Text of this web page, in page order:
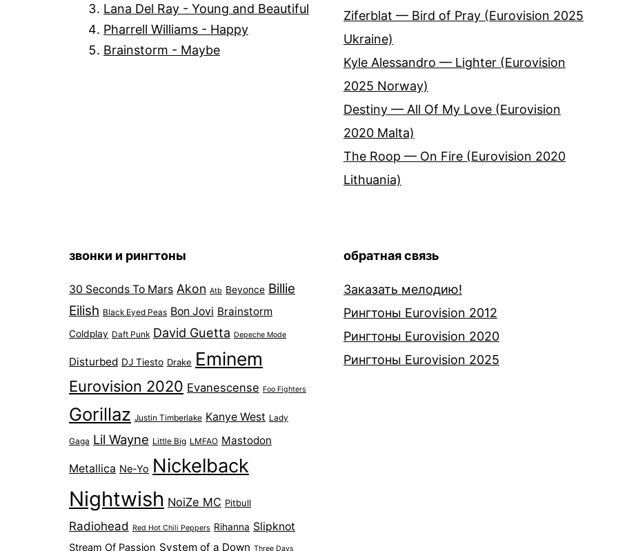
Lana Del Ray - Young and Beautiful
Pharrell Williams - Happy
Brainstorm - Maybe
Ziferblat — Bird of Pray (Eurovision 2025
Ukraine)
Kyle Alessandro — Lighter (Eurovision
2025 Norway)
Destiny — All Of My Love (Eurovision
2020 Malta)
The Roop — On Fire (Eurovision 2020
Lithuania)
звонки и рингтоны
30 Seconds To Mars Akon Atb Beyonce Billie
Eilish Black Eyed Peas Bon Jovi Brainstorm
Coldplay Daft Punk David Guetta Depeche Mode
Disturbed DJ Tiesto Drake Eminem
Eurovision 2020 Evanescense Foo Fighters
Gorillaz Justin Timberlake Kanye West Lady
Gaga Lil Wayne Little Big LMFAO Mastodon
Metallica Ne-Yo Nickelback
Nightwish NoiZe MC Pitbull
Radiohead Red Hot Chili Peppers Rihanna Slipknot
Stream Of Passion System of a Down Three Days
обратная связь
Заказать мелодию!
Рингтоны Eurovision 2012
Рингтоны Eurovision 2020
Рингтоны Eurovision 2025